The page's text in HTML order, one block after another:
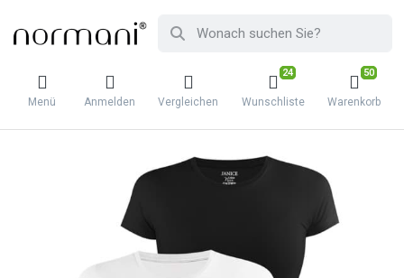
Menü Anmelden Vergleichen
24
Wunschliste
50
Warenkorb